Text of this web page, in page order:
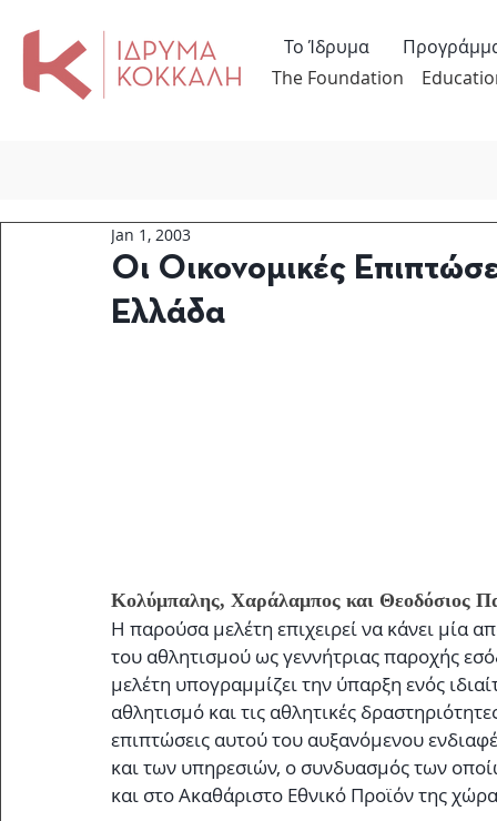
The Foundation
Το Ίδρυμα
Οι Οικονομικές
Ελλάδα
Jan 1, 2003
Κολύμπαλης, Χαράλαμπος και Θεοδόσιος
Η παρούσα μελέτη επιχειρεί να κάνει
του αθλητισμού ως γεννήτριας παροχής
μελέτη υπογραμμίζει την ύπαρξη ενός
αθλητισμό και τις αθλητικές
επιπτώσεις αυτού του αυξανόμενου
και των υπηρεσιών, ο συνδυασμός των
και στο Ακαθάριστο Εθνικό Προϊόν της